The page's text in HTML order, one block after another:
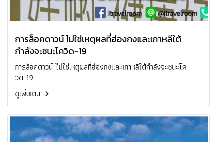
การล็อคดาวน์ ไม่ใช่เหตุผลที่ฮ่องกงและเกาหลีใต้
กำลังจะชนะโควิด-19
การล็อคดาวน์ ไม่ใช่เหตุผลที่ฮ่องกงและเกาหลีใต้กำลังจะชนะโค
วิด-19
ดูเพิ่มเติม